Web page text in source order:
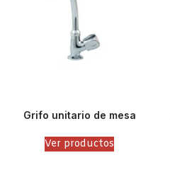
Grifo unitario de mesa
Ver productos